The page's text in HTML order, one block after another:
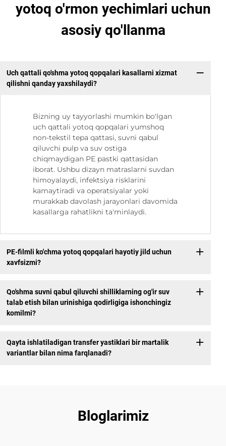
yotoq o'rmon yechimlari uchun
asosiy qo'llanma
Uch qattali qo'shma yotoq qopqalari kasallarni xizmat
qilishni qanday yaxshilaydi?
Bizning uy tayyorlashi mumkin bo'lgan
uch qattali yotoq qopqalari yumshoq
non-tekstil tepa qattasi, suvni qabul
qiluvchi pulp va suv ostiga
chiqmaydigan PE pastki qattasidan
iborat. Ushbu dizayn matraslarni suvdan
himoyalaydi, infektsiya risklarini
kamaytiradi va operatsiyalar yoki
murakkab davolash jarayonlari davomida
kasallarga rahatlikni ta'minlaydi.
PE-filmli ko'chma yotoq qopqalari hayotiy jild uchun
xavfsizmi?
Qo'shma suvni qabul qiluvchi shilliklarning og'ir suv
talab etish bilan urinishiga qodirligiga ishonchingiz
komilmi?
Qayta ishlatiladigan transfer yastiklari bir martalik
variantlar bilan nima farqlanadi?
Bloglarimiz